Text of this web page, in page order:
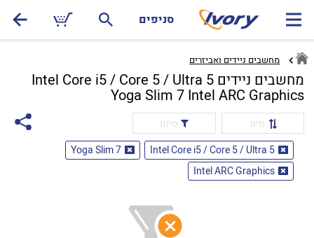
סניפים
מחשבים ניידים ואביזרים
מחשבים ניידים Intel Core i5 / Core 5 / Ultra 5
Yoga Slim 7 Intel ARC Graphics
מיון
סינון
Intel Core i5 / Core 5 / Ultra 5
Yoga Slim 7
Intel ARC Graphics